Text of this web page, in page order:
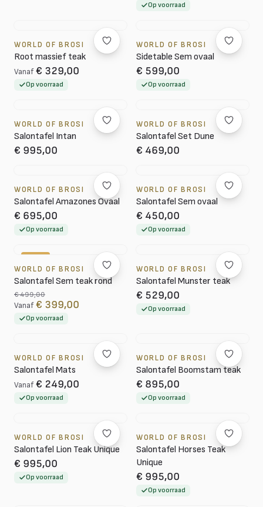
Op voorraad
WORLD OF BROSI
Root massief teak
Vanaf € 329,00
Op voorraad
WORLD OF BROSI
Sidetable Sem ovaal
€ 599,00
Op voorraad
WORLD OF BROSI
Salontafel Intan
€ 995,00
WORLD OF BROSI
Salontafel Set Dune
€ 469,00
WORLD OF BROSI
Salontafel Amazones Ovaal
€ 695,00
Op voorraad
WORLD OF BROSI
Salontafel Sem ovaal
€ 450,00
Op voorraad
WORLD OF BROSI
Salontafel Sem teak rond
€ 499,00
Vanaf € 399,00
Op voorraad
WORLD OF BROSI
Salontafel Munster teak
€ 529,00
Op voorraad
WORLD OF BROSI
Salontafel Mats
Vanaf € 249,00
Op voorraad
WORLD OF BROSI
Salontafel Boomstam teak
€ 895,00
Op voorraad
WORLD OF BROSI
Salontafel Lion Teak Unique
€ 995,00
Op voorraad
WORLD OF BROSI
Salontafel Horses Teak
Unique
€ 995,00
Op voorraad